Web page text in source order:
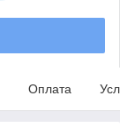
Оплата